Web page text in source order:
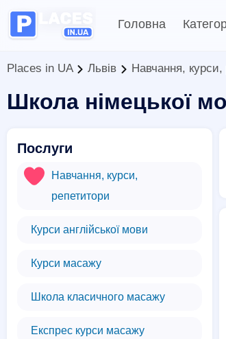
Головна
Places in UA Львів Навчання, курси,
Школа німецької
Послуги
Навчання, курси,
репетитори
Курси англійської мови
Курси масажу
Школа класичного масажу
Експрес курси масажу